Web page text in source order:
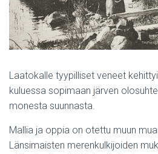
Laatokalle tyypilliset veneet
kuluessa sopimaan järven
monesta suunnasta.
Mallia ja oppia on otettu muun
Länsimaisten merenkulkijoiden